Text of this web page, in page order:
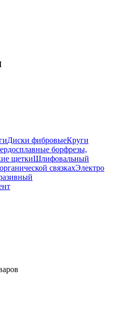
Диски фибровыеКруги
борфрезы,
щеткиШлифовальный
связкахЭлектро